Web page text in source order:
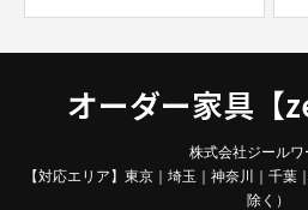
オーダー家具【
株式会社ジールワ
【対応エリア】東京｜埼玉｜神奈川｜千
除く）